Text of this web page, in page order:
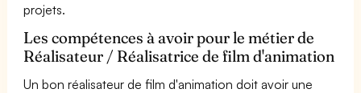
projets.
Les compétences à avoir pour le métier de
Réalisateur / Réalisatrice de film d'animation
Un bon réalisateur de film d'animation doit avoir une